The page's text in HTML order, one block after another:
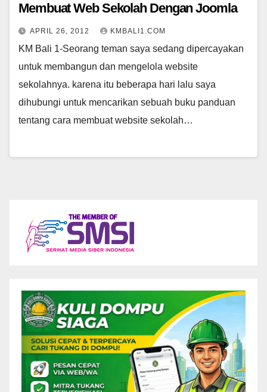
Membuat Web Sekolah Dengan Joomla
APRIL 26, 2012 KMBALI1.COM
KM Bali 1-Seorang teman saya sedang dipercayakan
untuk membangun dan mengelola website
sekolahnya. karena itu beberapa hari lalu saya
dihubungi untuk mencarikan sebuah buku panduan
tentang cara membuat website sekolah…